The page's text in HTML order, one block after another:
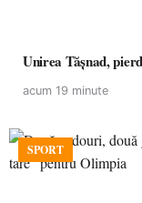
Unirea Tășnad,
acum 19 minute
SPORT